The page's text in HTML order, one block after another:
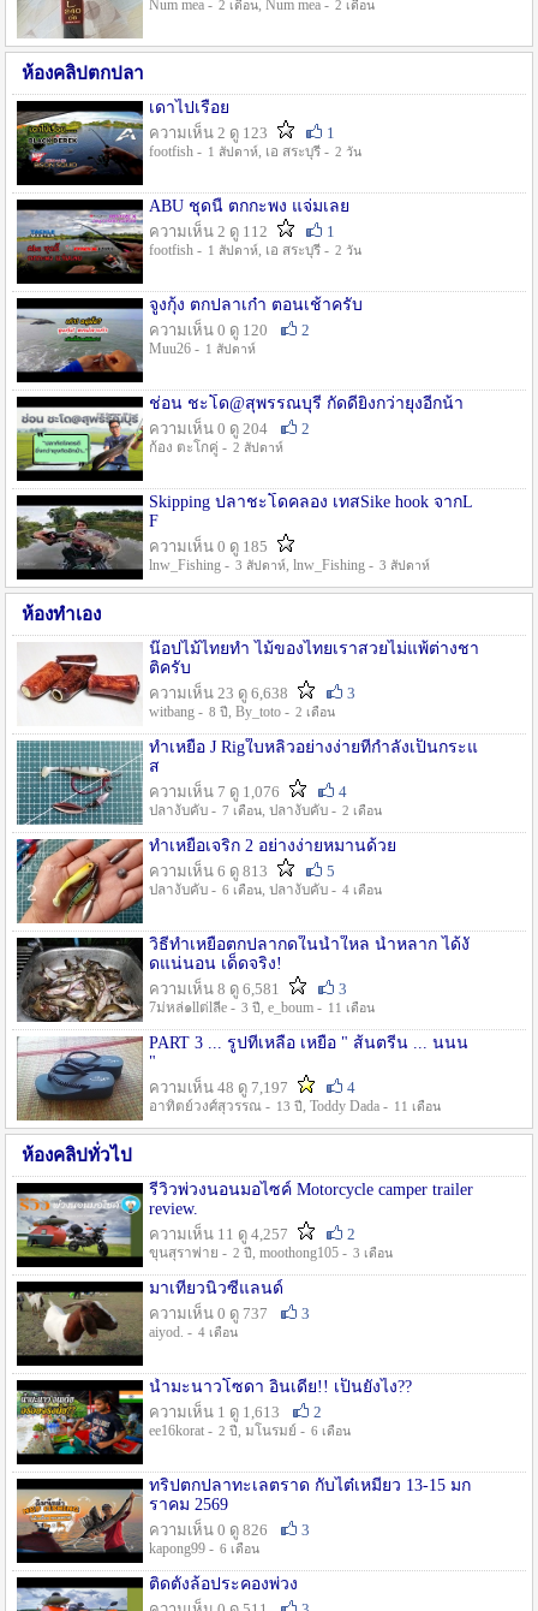
Num mea - 2 เดือน, Num mea - 2 เดือน
ห้องคลิปตกปลา
เดาไปเรื่อย
ความเห็น 2 ดู 123
1
footfish - 1 สัปดาห์, เอ สระบุรี - 2 วัน
ABU ชุดนี้ ตกกะพง แจ่มเลย
ความเห็น 2 ดู 112
1
footfish - 1 สัปดาห์, เอ สระบุรี - 2 วัน
จูงกุ้ง ตกปลาเก๋า ตอนเช้าครับ
ความเห็น 0 ดู 120
2
Muu26 - 1 สัปดาห์
ช่อน ชะโด@สุพรรณบุรี กัดดียิ่งกว่ายุงอีกน้า
ความเห็น 0 ดู 204
2
ก้อง ตะโกคู่ - 2 สัปดาห์
Skipping ปลาชะโดคลอง เทสSike hook จากL
F
ความเห็น 0 ดู 185
lnw_Fishing - 3 สัปดาห์, lnw_Fishing - 3 สัปดาห์
ห้องทำเอง
น๊อปไม้ไทยทำ ไม้ของไทยเราสวยไม่แพ้ต่างชา
ติครับ
ความเห็น 23 ดู 6,638
3
witbang - 8 ปี , By_toto - 2 เดือน
ทำเหยื่อ J Rigใบหลิวอย่างง่ายที่กำลังเป็นกระแ
ส
ความเห็น 7 ดู 1,076
4
ปลางับคับ - 7 เดือน, ปลางับคับ - 2 เดือน
ทำเหยื่อเจริก 2 อย่างง่ายหมานด้วย
ความเห็น 6 ดู 813
5
ปลางับคับ - 6 เดือน, ปลางับคับ - 4 เดือน
วิธีทำเหยื่อตกปลากดในน้ำใหล น้ำหลาก ได้งั
ดแน่นอน เด็ดจริง!
ความเห็น 8 ดู 6,581
3
7ม่หล่๑llต่lลีe - 3 ปี , e_boum - 11 เดือน
PART 3 ... รูปที่เหลือ เหยื่อ " ส้นตรีน ... นนน
"
ความเห็น 48 ดู 7,197
4
อาทิตย์วงศ์สุวรรณ - 13 ปี , Toddy Dada - 11 เดือน
ห้องคลิปทั่วไป
รีวิวพ่วงนอนมอไซค์ Motorcycle camper trailer
review.
ความเห็น 11 ดู 4,257
2
ขุนสุราพ่าย - 2 ปี , moothong105 - 3 เดือน
มาเที่ยวนิวซีแลนด์
ความเห็น 0 ดู 737
3
aiyod. - 4 เดือน
น้ำมะนาวโซดา อินเดีย!! เป็นยังไง??
ความเห็น 1 ดู 1,613
2
ee16korat - 2 ปี , มโนรมย์ - 6 เดือน
ทริปตกปลาทะเลตราด กับไต๋เหมี่ยว 13-15 มก
ราคม 2569
ความเห็น 0 ดู 826
3
kapong99 - 6 เดือน
ติดตั้งล้อประคองพ่วง